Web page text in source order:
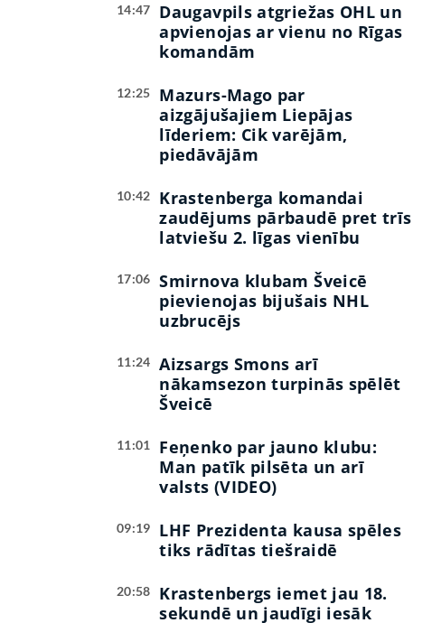
14:47
Daugavpils atgriežas OHL un
apvienojas ar vienu no Rīgas
komandām
12:25
Mazurs-Mago par
aizgājušajiem Liepājas
līderiem: Cik varējām,
piedāvājām
10:42
Krastenberga komandai
zaudējums pārbaudē pret trīs
latviešu 2. līgas vienību
17:06
Smirnova klubam Šveicē
pievienojas bijušais NHL
uzbrucējs
11:24
Aizsargs Smons arī
nākamsezon turpinās spēlēt
Šveicē
11:01
Feņenko par jauno klubu:
Man patīk pilsēta un arī
valsts (VIDEO)
09:19
LHF Prezidenta kausa spēles
tiks rādītas tiešraidē
20:58
Krastenbergs iemet jau 18.
sekundē un jaudīgi iesāk